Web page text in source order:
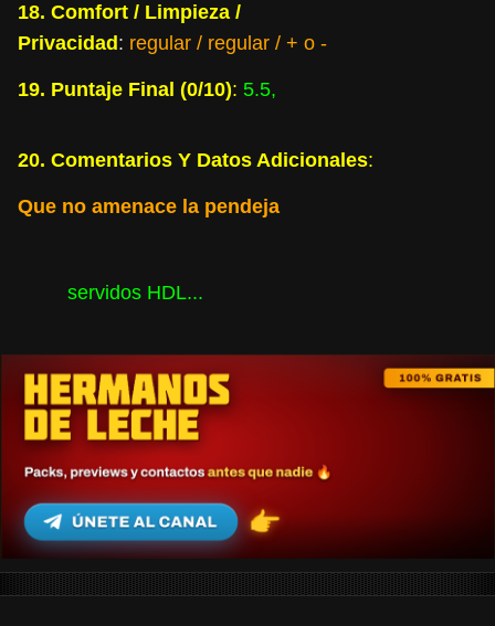
18. Comfort / Limpieza /
Privacidad : regular / regular / + o -
19. Puntaje Final (0/10): 5.5,
20. Comentarios Y Datos Adicionales:
Que no amenace la pendeja
servidos HDL...